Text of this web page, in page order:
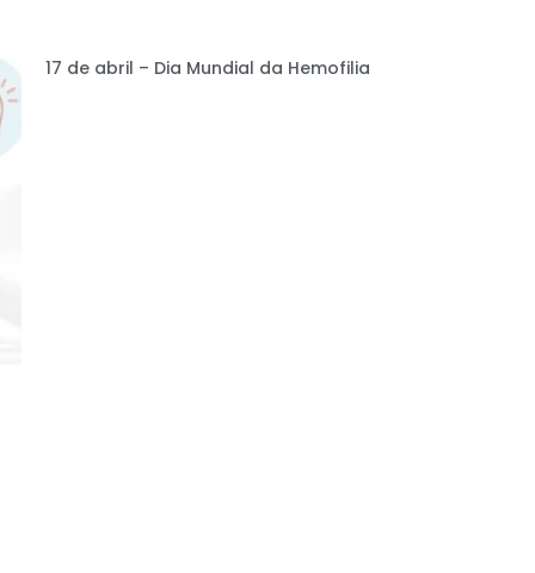
17 de abril – Dia Mundial da Hemofilia